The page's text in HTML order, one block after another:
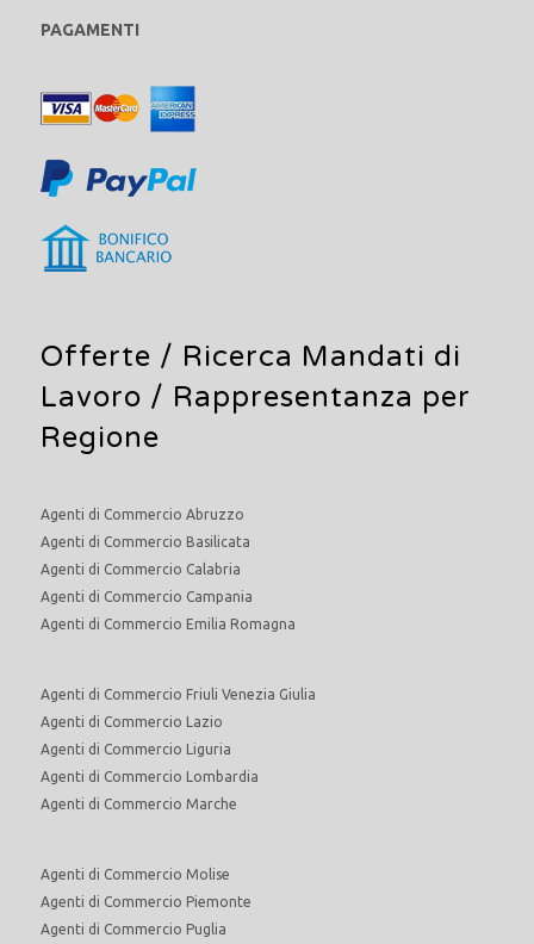
PAGAMENTI
Offerte / Ricerca Mandati di
Lavoro / Rappresentanza per
Regione
Agenti di Commercio Abruzzo
Agenti di Commercio Basilicata
Agenti di Commercio Calabria
Agenti di Commercio Campania
Agenti di Commercio Emilia Romagna
Agenti di Commercio Friuli Venezia Giulia
Agenti di Commercio Lazio
Agenti di Commercio Liguria
Agenti di Commercio Lombardia
Agenti di Commercio Marche
Agenti di Commercio Molise
Agenti di Commercio Piemonte
Agenti di Commercio Puglia